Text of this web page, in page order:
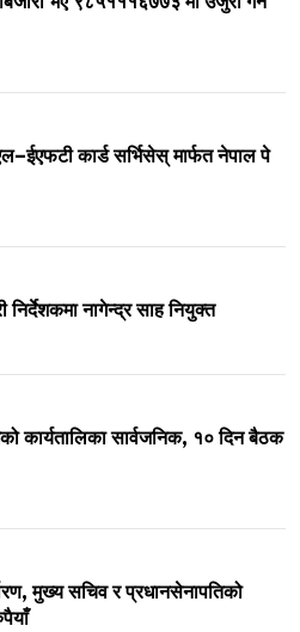
कार्ड सर्भिसेस् मार्फत नेपाल पे
नागेन्द्र साह नियुक्त
कार्यतालिका सार्वजनिक, १० दिन बैठक
मुख्य सचिव र प्रधानसेनापतिको